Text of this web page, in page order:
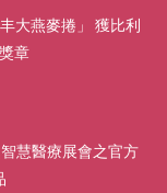
大燕麥捲」 獲比利
章
慧醫療展會之官方